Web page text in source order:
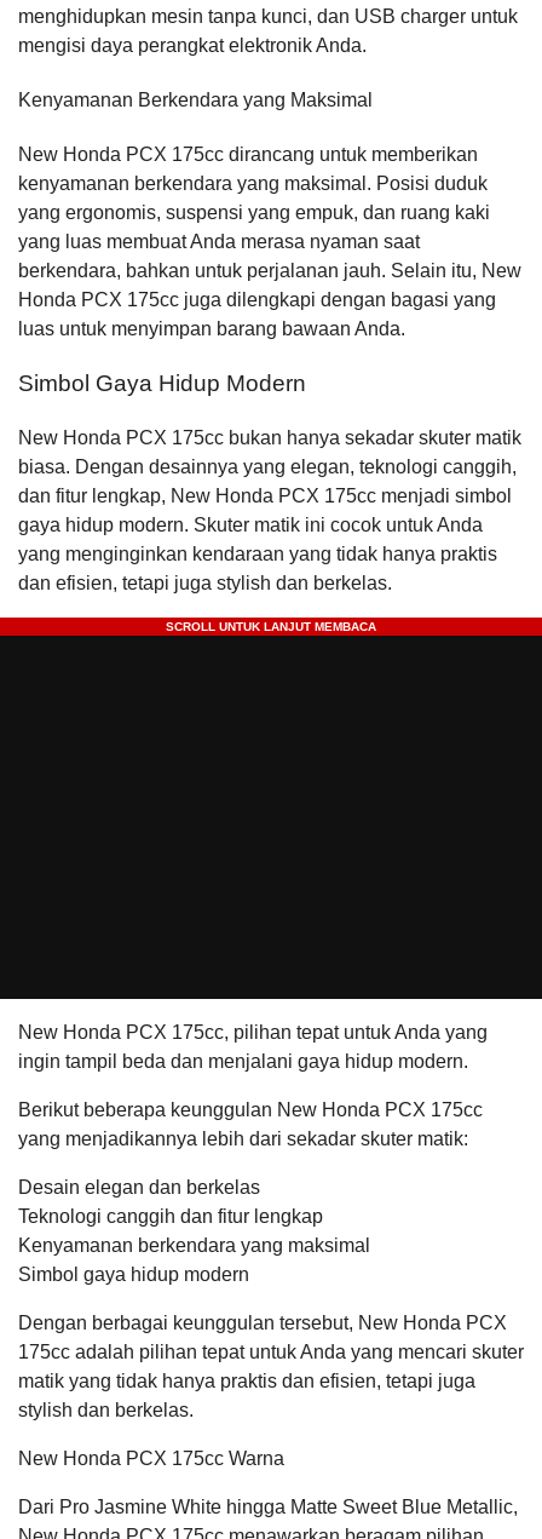
menghidupkan mesin tanpa kunci, dan USB charger untuk
mengisi daya perangkat elektronik Anda.
Kenyamanan Berkendara yang Maksimal
New Honda PCX 175cc dirancang untuk memberikan
kenyamanan berkendara yang maksimal. Posisi duduk
yang ergonomis, suspensi yang empuk, dan ruang kaki
yang luas membuat Anda merasa nyaman saat
berkendara, bahkan untuk perjalanan jauh. Selain itu, New
Honda PCX 175cc juga dilengkapi dengan bagasi yang
luas untuk menyimpan barang bawaan Anda.
Simbol Gaya Hidup Modern
New Honda PCX 175cc bukan hanya sekadar skuter matik
biasa. Dengan desainnya yang elegan, teknologi canggih,
dan fitur lengkap, New Honda PCX 175cc menjadi simbol
gaya hidup modern. Skuter matik ini cocok untuk Anda
yang menginginkan kendaraan yang tidak hanya praktis
dan efisien, tetapi juga stylish dan berkelas.
New Honda PCX 175cc, pilihan tepat untuk Anda yang
ingin tampil beda dan menjalani gaya hidup modern.
Berikut beberapa keunggulan New Honda PCX 175cc
yang menjadikannya lebih dari sekadar skuter matik:
Desain elegan dan berkelas
Teknologi canggih dan fitur lengkap
Kenyamanan berkendara yang maksimal
Simbol gaya hidup modern
Dengan berbagai keunggulan tersebut, New Honda PCX
175cc adalah pilihan tepat untuk Anda yang mencari skuter
matik yang tidak hanya praktis dan efisien, tetapi juga
stylish dan berkelas.
New Honda PCX 175cc Warna
Dari Pro Jasmine White hingga Matte Sweet Blue Metallic,